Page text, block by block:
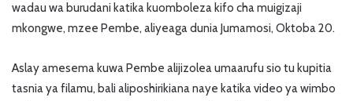
wadau wa burudani katika kuomboleza kifo cha muigizaji
mkongwe, mzee Pembe, aliyeaga dunia Jumamosi, Oktoba 20.
Aslay amesema kuwa Pembe alijizolea umaarufu sio tu kupitia
tasnia ya filamu, bali aliposhirikiana naye katika video ya wimbo